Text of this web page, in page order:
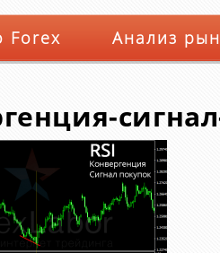
Forex Анализ